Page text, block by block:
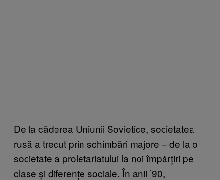
De la căderea Uniunii Sovietice, societatea
rusă a trecut prin schimbări majore – de la o
societate a proletariatului la noi împărțiri pe
clase și diferențe sociale. În anii ’90,